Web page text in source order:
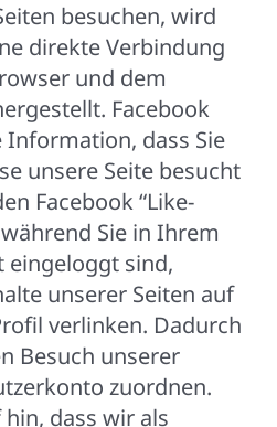
besuchen, wird
direkte Verbindung
und dem
Facebook
dass Sie
unsere Seite besucht
Facebook “Like-
Sie in Ihrem
eingeloggt sind,
unserer Seiten auf
verlinken. Dadurch
Besuch unserer
zuordnen.
dass wir als